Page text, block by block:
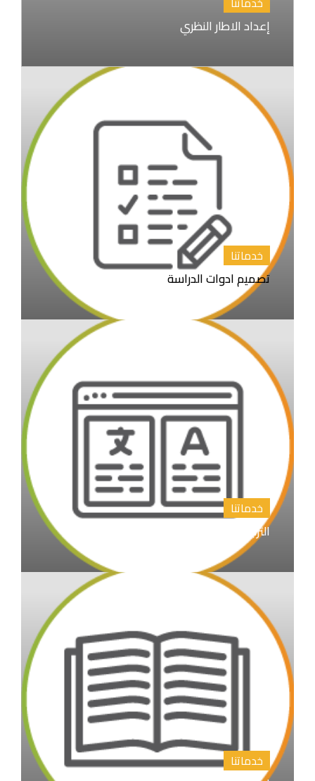
إعداد الاطار النظري
خدماتنا
تصميم ادوات الدراسة
خدماتنا
الترجمة الأدبية والأكاديمية
خدماتنا